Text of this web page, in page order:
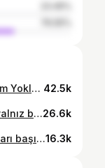
“Bugün senin dogum günün... Canom Yokluguna alisamadim, gidisine inanamadim. Zaman geçti, ama kalbimde sen hep ayni yerdesin. Her nefeste adin var, Bir gülüşünle aydinlanan günler kaldi aklimda, bir dokunusunla huzur bulan kalbim kaldi sende Gözlerim gökyüzüne her baktiginda seni ariyor, belki bir yildizda, belki bir ruzgarda. Dogum günün kutlu olsun OĞUZUM bu dünyadan gitsen de, sevgim hâlâ seninle Bir gün yeniden bulusacagiz, ve o gün ayrılık kalmayacak aramizda. BİR ÇİFT GÖZE AŞIK DİĞERLERİNE KÖRÜM 42.5k
Bak yine baş başa kaldık. Seni hiç yalnız bırakmayacağım. Bugün hayatımın en zor günlerinden biriydi. Böyle bir günü yaşayacağımı hiçbir zaman düşünmemiştim. Daha gerçekleştireceğimiz sayısız hayalimiz vardı 23 senedir birbirimize doyamadık. Seninle sonsuzluğa birlikte gitmeye söz vermiştik. Beni orada da bekleyeceğini biliyorum... Yanına geleceğim zamana kadar kalbim hep senin için atacak CANON Aylin Yılmaz 💙26.6k
Yokluğunun 40. Günü😔 Bugün mezarı başında ve Hacı Bayram-ı Veli Camiinde bizleri yalnız bırakmayan tüm sevenlerine ve dostlarımıza kalbimin en derinlerinden teşekkür ederim Aylin YILMAZ16.3k